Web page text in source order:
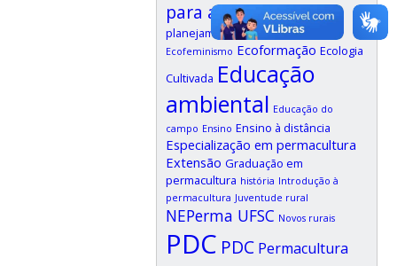
para academia Curso de
planejamento em permacultura
Ecofeminismo Ecoformação Ecologia
Cultivada Educação
ambiental Educação do
campo Ensino Ensino à distância
Especialização em permacultura
Extensão Graduação em
permacultura história Introdução à
permacultura Juventude rural
NEPerma UFSC Novos rurais
PDC PDC Permacultura